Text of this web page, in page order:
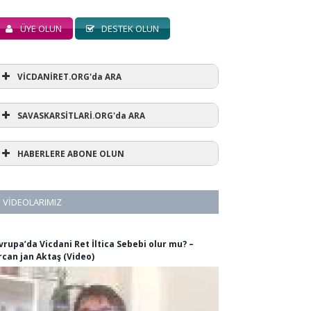
ÜYE OLUN DESTEK OLUN
VİCDANİRET.ORG'da ARA
SAVASKARSİTLARİ.ORG'da ARA
HABERLERE ABONE OLUN
VIDEOLARIMIZ
Vicdani Ret İltica Sebebi olur mu? –
jan Aktaş (Video)